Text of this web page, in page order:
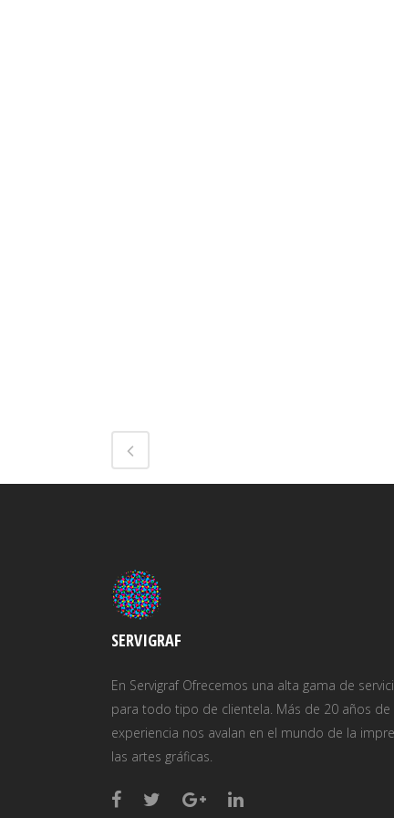
SERVIGRAF
En Servigraf Ofrecemos una alta gama de
para todo tipo de clientela. Más de 20 años de
experiencia nos avalan en el mundo de la
las artes gráficas.